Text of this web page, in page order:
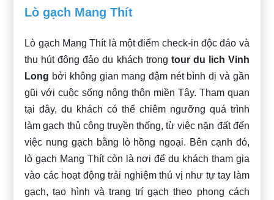
Lò gạch Mang Thít
Lò gạch Mang Thít là một điểm check-in độc đáo và
thu hút đông đảo du khách trong tour du lich Vinh
Long bởi không gian mang đậm nét bình dị và gần
gũi với cuộc sống nông thôn miền Tây. Tham quan
tại đây, du khách có thể chiêm ngưỡng quá trình
làm gạch thủ công truyền thống, từ việc nặn đất đến
việc nung gạch bằng lò hồng ngoại. Bên cạnh đó,
lò gạch Mang Thít còn là nơi để du khách tham gia
vào các hoạt động trải nghiệm thú vị như tự tay làm
gạch, tạo hình và trang trí gạch theo phong cách